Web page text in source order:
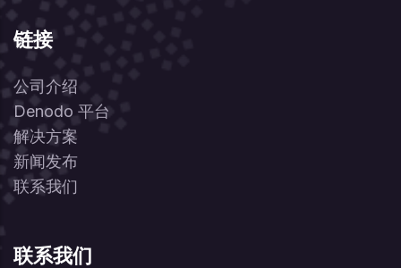
链接
公司介绍
Denodo 平台
解决方案
新闻发布
联系我们
联系我们